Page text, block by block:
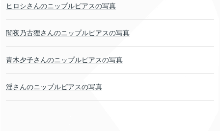
ヒロシさんのニップルピアスの写真
闇夜乃古狸さんのニップルピアスの写真
青木夕子さんのニップルピアスの写真
淫さんのニップルピアスの写真